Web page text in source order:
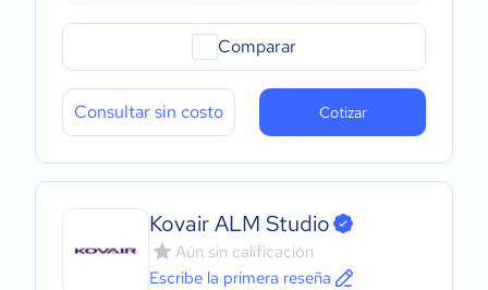
Comparar
Consultar sin costo Cotizar
Kovair ALM Studio
Aún sin calificación
Escribe la primera reseña